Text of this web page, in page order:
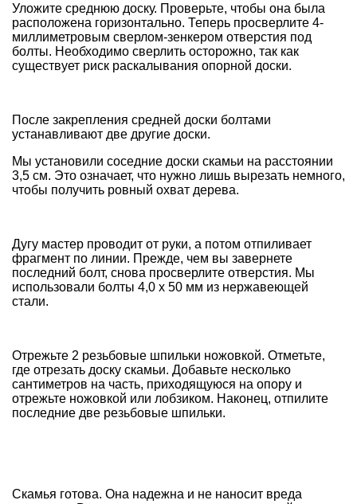
Уложите среднюю доску. Проверьте, чтобы она была
расположена горизонтально. Теперь просверлите 4-
миллиметровым сверлом-зенкером отверстия под
болты. Необходимо сверлить осторожно, так как
существует риск раскалывания опорной доски.
После закрепления средней доски болтами
устанавливают две другие доски.
Мы установили соседние доски скамьи на расстоянии
3,5 см. Это означает, что нужно лишь вырезать немного,
чтобы получить ровный охват дерева.
Дугу мастер проводит от руки, а потом отпиливает
фрагмент по линии. Прежде, чем вы завернете
последний болт, снова просверлите отверстия. Мы
использовали болты 4,0 х 50 мм из нержавеющей
стали.
Отрежьте 2 резьбовые шпильки ножовкой. Отметьте,
где отрезать доску скамьи. Добавьте несколько
сантиметров на часть, приходящуюся на опору и
отрежьте ножовкой или лобзиком. Наконец, отпилите
последние две резьбовые шпильки.
Скамья готова. Она надежна и не наносит вреда